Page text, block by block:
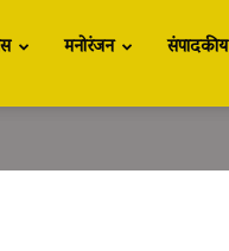
मनोरंजन संपादकीय